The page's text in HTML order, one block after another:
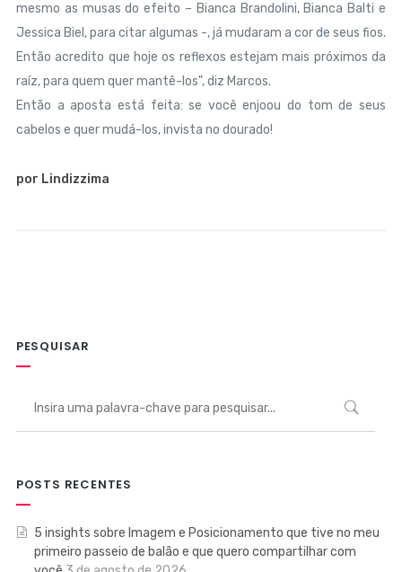
mesmo as musas do efeito – Bianca Brandolini, Bianca Balti e
Jessica Biel, para citar algumas -, já mudaram a cor de seus fios.
Então acredito que hoje os reflexos estejam mais próximos da
raíz, para quem quer mantê-los", diz Marcos.
Então a aposta está feita: se você enjoou do tom de seus
cabelos e quer mudá-los, invista no dourado!
por Lindizzima
PESQUISAR
POSTS RECENTES
5 insights sobre Imagem e Posicionamento que tive no meu
primeiro passeio de balão e que quero compartilhar com